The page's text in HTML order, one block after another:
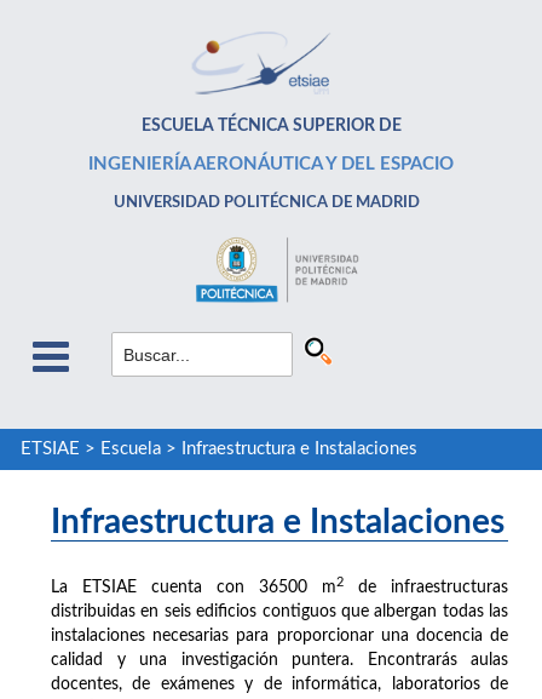
ESCUELA TÉCNICA SUPERIOR DE
INGENIERÍA AERONÁUTICA Y DEL ESPACIO
UNIVERSIDAD POLITÉCNICA DE MADRID
ETSIAE > Escuela> Infraestructura e Instalaciones
Infraestructura e Instalaciones
La ETSIAE cuenta con 36500 m2
de infraestructuras
distribuidas en seis edificios contiguos que albergan todas las
instalaciones necesarias para proporcionar una docencia de
calidad y una investigación puntera. Encontrarás aulas
docentes, de exámenes y de informática, laboratorios de